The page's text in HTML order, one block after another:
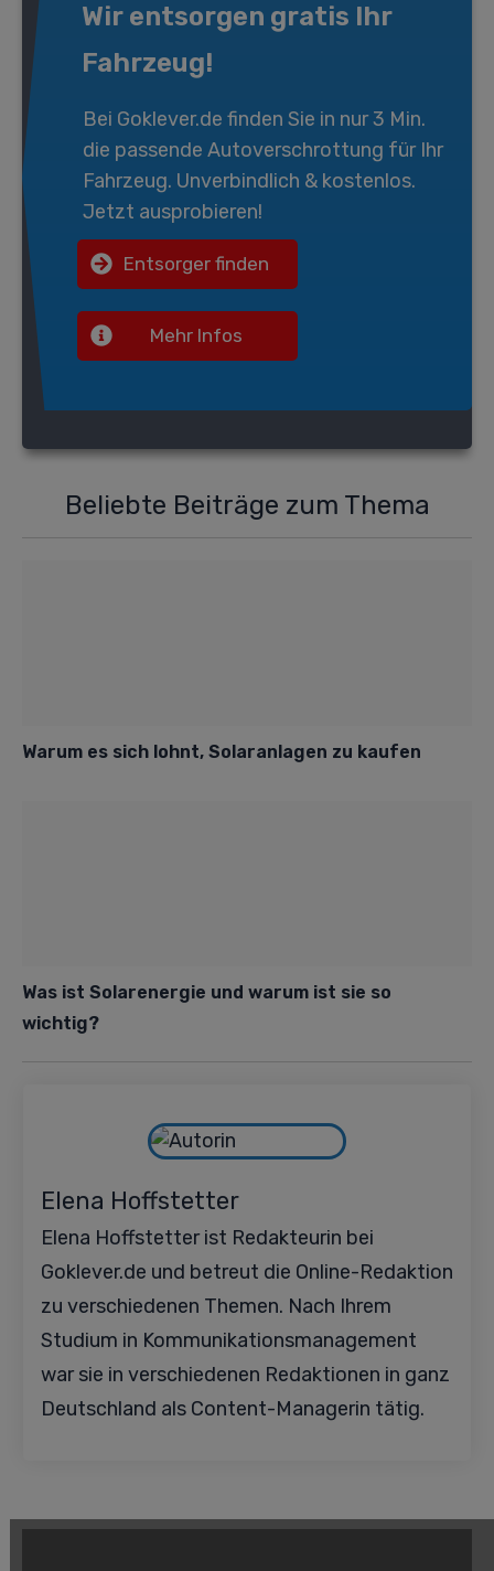
Wir entsorgen gratis Ihr
Fahrzeug!
Bei Goklever.de finden Sie in nur 3 Min.
die passende Autoverschrottung für Ihr
Fahrzeug. Unverbindlich & kostenlos.
Jetzt ausprobieren!
Entsorger finden
Mehr Infos
Beliebte Beiträge zum Thema
Warum es sich lohnt, Solaranlagen zu kaufen
Was ist Solarenergie und warum ist sie so
wichtig?
Elena Hoffstetter
Elena Hoffstetter ist Redakteurin bei
Goklever.de und betreut die Online-Redaktion
zu verschiedenen Themen. Nach Ihrem
Studium in Kommunikationsmanagement
war sie in verschiedenen Redaktionen in ganz
Deutschland als Content-Managerin tätig.